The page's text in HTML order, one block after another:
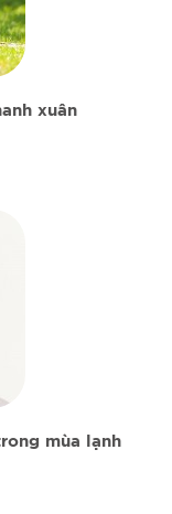
xuân
mùa lạnh